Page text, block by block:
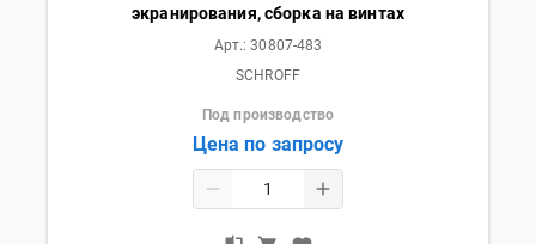
экранирования, сборка на винтах
Арт.:30807-483
SCHROFF
Под производство
Цена по запросу